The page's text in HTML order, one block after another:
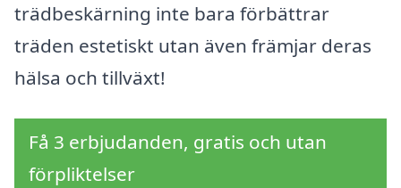
trädbeskärning inte bara förbättrar
träden estetiskt utan även främjar deras
hälsa och tillväxt!
Få 3 erbjudanden, gratis och utan
förpliktelser